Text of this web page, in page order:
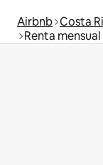
Airbnb Costa
Renta